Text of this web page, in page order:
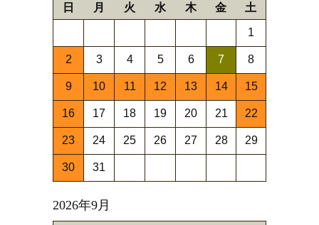
日 月 火 水 木 金 土
1
2 3 4 5 6 7 8
9 10 11 12 13 14 15
16 17 18 19 20 21 22
23 24 25 26 27 28 29
30 31
2026年9月